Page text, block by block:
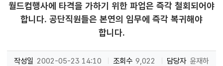
월드컵행사에 타격을 가하기 위한 파업은 즉각 철회되어야
합니다. 공단직원들은 본연의 임무에 즉각 복귀해야
합니다.
작성일 2002-05-23 14:10 조회수 9,022 담당자 윤재하